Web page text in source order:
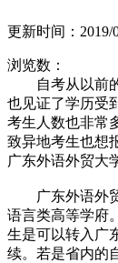
更新时间：2019/
浏览数：
自考从以前的
也见证了学历受
考生人数也非常
致异地考生也想
广东外语外贸大
广东外语外贸
语言类高等学府
生是可以转入广
续。若是省内的